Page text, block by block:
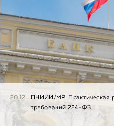
20.12
ПНИИИ/МР. Практическая
требований 224-ФЗ